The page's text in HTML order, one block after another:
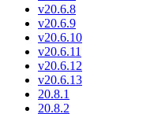
v20.6.8
v20.6.9
v20.6.10
v20.6.11
v20.6.12
v20.6.13
20.8.1
20.8.2